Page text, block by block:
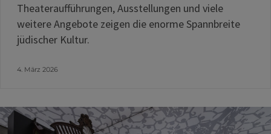
Theateraufführungen, Ausstellungen und viele
weitere Angebote zeigen die enorme Spannbreite
jüdischer Kultur.
4. März 2026